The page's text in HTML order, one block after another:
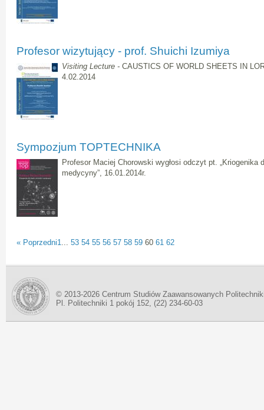
Profesor wizytujący - prof. Shuichi Izumiya
Visiting Lecture - CAUSTICS OF WORLD SHEETS IN
4.02.2014
Sympozjum TOPTECHNIKA
Profesor Maciej Chorowski wygłosi odczyt pt. „Kriogenika
medycyny”, 16.01.2014r.
« Poprzedni1... 53 54 55 56 57 58 59 60 61 62
© 2013-2026 Centrum Studiów Zaawansowanych
Pl. Politechniki 1 pokój 152, (22) 234-60-03